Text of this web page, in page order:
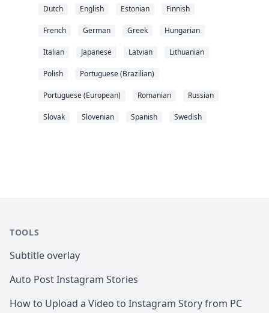
Dutch English Estonian Finnish
French German Greek Hungarian
Italian Japanese Latvian Lithuanian
Polish Portuguese (Brazilian)
Portuguese (European) Romanian Russian
Slovak Slovenian Spanish Swedish
TOOLS
Subtitle overlay
Auto Post Instagram Stories
How to Upload a Video to Instagram Story from PC